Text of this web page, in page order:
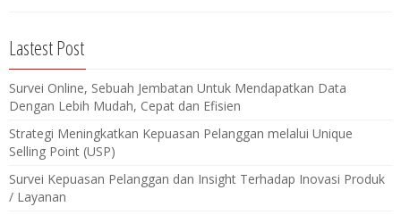
Lastest Post
Survei Online, Sebuah Jembatan Untuk Mendapatkan Data
Dengan Lebih Mudah, Cepat dan Efisien
Strategi Meningkatkan Kepuasan Pelanggan melalui Unique
Selling Point (USP)
Survei Kepuasan Pelanggan dan Insight Terhadap Inovasi Produk
/ Layanan